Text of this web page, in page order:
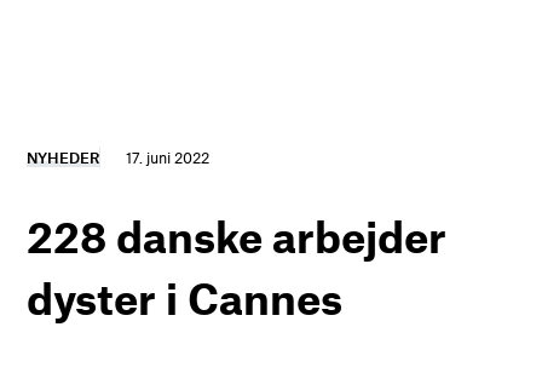
NYHEDER 17. juni 2022
228 danske arbejder
dyster i Cannes